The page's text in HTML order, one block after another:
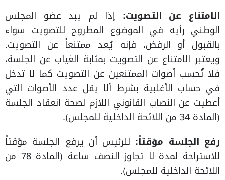
الامتناع عن التصويت: إذا لم يبد عضو المجلس
الوطني رأيه في الموضوع المطروح للتصويت سواء
بالقبول أو الرفض، فإنه يُعد ممتنعاً عن التصويت.
ويعتبر الامتناع عن التصويت بمثابة الغياب عن الجلسة،
فلا تُحسب أصوات الممتنعين عن التصويت كما لا تدخل
في حساب الأغلبية بشرط ألا يقل عدد الأصوات التي
أعطيت عن النصاب القانوني اللازم لصحة انعقاد الجلسة
(المادة 34 من اللائحة الداخلية للمجلس).
رفع الجلسة مؤقتاً: للرئيس أن يرفع الجلسة مؤقتاً
للاستراحة لمدة لا تجاوز النصف ساعة (المادة 78 من
اللائحة الداخلية للمجلس).